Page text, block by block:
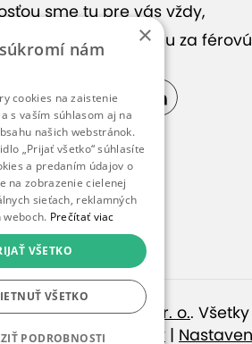
La Flora
sme tu pre vás vždy,
správnu službu za
– 2026inspirago s. r. o..
osobných údajov |
×
nám
cookies na zaistenie
s vaším súhlasom aj na
našich webstránok.
„Prijať všetko“ súhlasíte
a predaním údajov o
na zobrazenie cielenej
sieťach, reklamných
weboch. Prečítať viac
VŠETKO
VŠETKO
PODROBNOSTI